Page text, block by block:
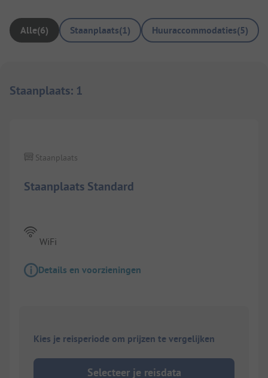
Alle(6) Staanplaats(1) Huuraccommodaties(5)
Staanplaats: 1
Staanplaats Standard
Staanplaats
WiFi
Details en voorzieningen
Kies je reisperiode om prijzen te vergelijken
Selecteer je reisdata